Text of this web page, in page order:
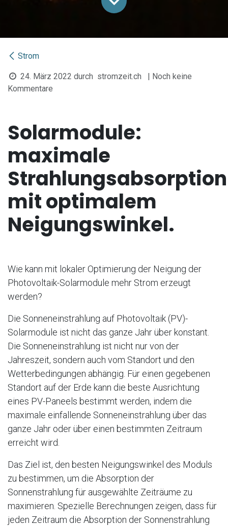
Strom
24. März 2022 durch stromzeit.ch
| Noch keine
Kommentare
Solarmodule:
maximale
Strahlungsabsorption
mit optimalem
Neigungswinkel.
Wie kann mit lokaler Optimierung der Neigung der
Photovoltaik-Solarmodule mehr Strom erzeugt
werden?
Die Sonneneinstrahlung auf Photovoltaik (PV)-
Solarmodule ist nicht das ganze Jahr über konstant.
Die Sonneneinstrahlung ist nicht nur von der
Jahreszeit, sondern auch vom Standort und den
Wetterbedingungen abhängig. Für einen gegebenen
Standort auf der Erde kann die beste Ausrichtung
eines PV-Paneels bestimmt werden, indem die
maximale einfallende Sonneneinstrahlung über das
ganze Jahr oder über einen bestimmten Zeitraum
erreicht wird.
Das Ziel ist, den besten Neigungswinkel des Moduls
zu bestimmen, um die Absorption der
Sonnenstrahlung für ausgewählte Zeiträume zu
maximieren. Spezielle Berechnungen zeigen, dass für
jeden Zeitraum die Absorption der Sonnenstrahlung